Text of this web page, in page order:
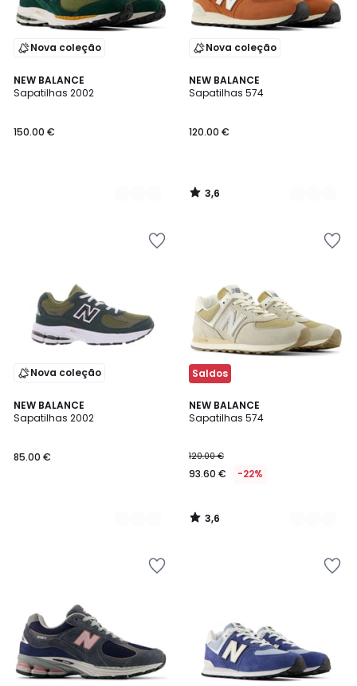
Nova coleção
NEW BALANCE
Sapatilhas 2002
150.00 €
3
Cores
Nova coleção
NEW BALANCE
Sapatilhas 574
120.00 €
3,6
/ 5
2
Cores
3,6
/
Nova coleção
NEW BALANCE
Sapatilhas 2002
85.00 €
2
Cores
Saldos
NEW BALANCE
Sapatilhas 574
120.00 €
93.60 € -22%
3,6
/ 5
2
Cores
3,6
/